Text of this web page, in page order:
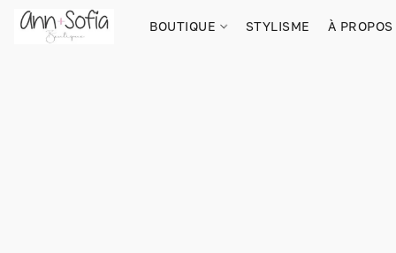
BOUTIQUE STYLISME À